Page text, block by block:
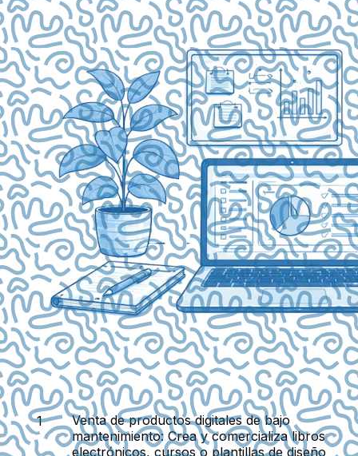
Venta de productos digitales de bajo
mantenimiento: Crea y comercializa libros
electrónicos, cursos o plantillas de diseño